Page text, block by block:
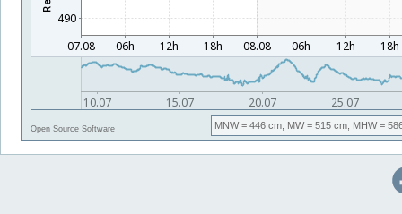
Open Source Software MNW= 446 cm, MW= 515 cm, MHW=